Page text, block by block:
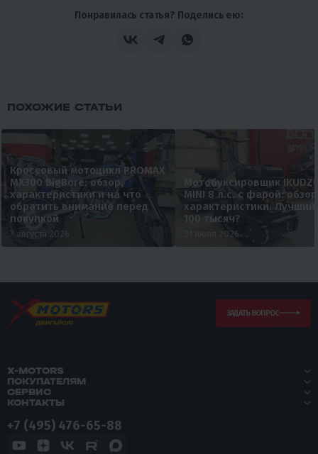
Понравилась статья? Поделись ею:
ПОХОЖИЕ СТАТЬИ
Кроссовый мотоцикл PROMAX
MX300 BigBore: обзор,
характеристики и на что
обратить внимание перед
покупкой
7 августа 2026
Мотобуксировщик
MINI 8 л.с. с фарой:
характеристики. Лучший
100 тысяч?
31 июля 2026
ЗАДАТЬ ВОПРОС
X-MOTORS
ПОКУПАТЕЛЯМ
СЕРВИС
КОНТАКТЫ
+7 (495) 476-65-88